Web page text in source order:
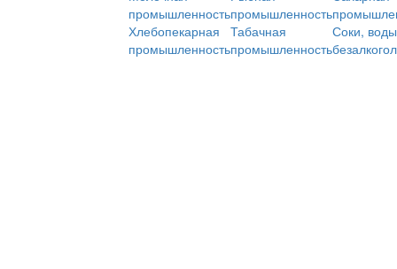
промышленностьпромышленность
Хлебопекарная
промышленность
Табачная
промышленность
Соки,